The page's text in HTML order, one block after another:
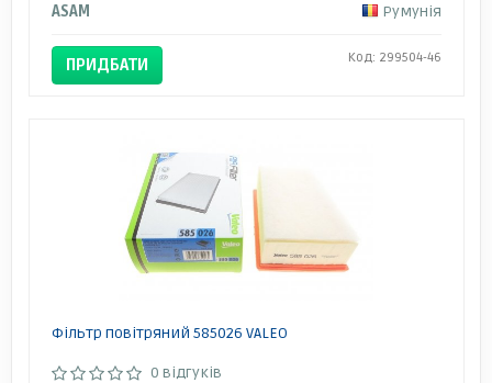
ASAM
Румунія
ПРИДБАТИ Код: 299504-46
Фільтр повітряний 585026 VALEO
0 відгуків